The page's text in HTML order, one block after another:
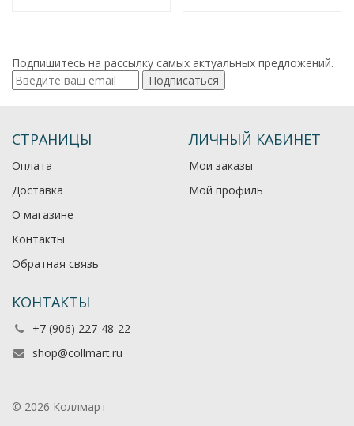
Подпишитесь на рассылку самых актуальных предложений.
Подписаться
СТРАНИЦЫ
Оплата
Доставка
О магазине
Контакты
Обратная связь
ЛИЧНЫЙ КАБИНЕТ
Мои заказы
Мой профиль
КОНТАКТЫ
+7 (906) 227-48-22
shop@collmart.ru
© 2026 Коллмарт